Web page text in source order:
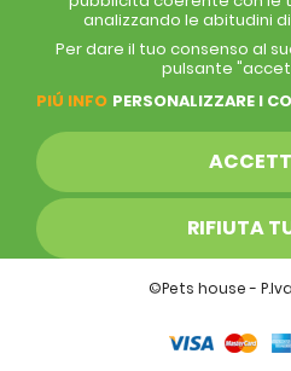
analizzando le abitudini
Per dare il tuo consenso al
pulsante
PIÚ INFO PERSONALIZZARE I
RIFIUTA
©Pets house -